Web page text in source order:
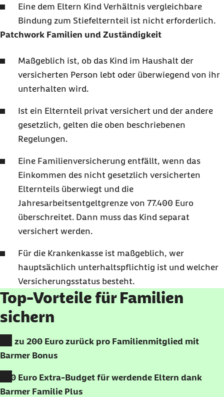
Eine dem Eltern Kind Verhältnis vergleichbare
Bindung zum Stiefelternteil ist nicht erforderlich.
Patchwork Familien und Zuständigkeit
Maßgeblich ist, ob das Kind im Haushalt der
versicherten Person lebt oder überwiegend von ihr
unterhalten wird.
Ist ein Elternteil privat versichert und der andere
gesetzlich, gelten die oben beschriebenen
Regelungen.
Eine Familienversicherung entfällt, wenn das
Einkommen des nicht gesetzlich versicherten
Elternteils überwiegt und die
Jahresarbeitsentgeltgrenze von 77.400 Euro
überschreitet. Dann muss das Kind separat
versichert werden.
Für die Krankenkasse ist maßgeblich, wer
hauptsächlich unterhaltspflichtig ist und welcher
Versicherungsstatus besteht.
Top-Vorteile für Familien
sichern
Bis zu 200 Euro zurück pro Familienmitglied mit
Barmer Bonus
200 Euro Extra-Budget für werdende Eltern dank
Barmer Familie Plus